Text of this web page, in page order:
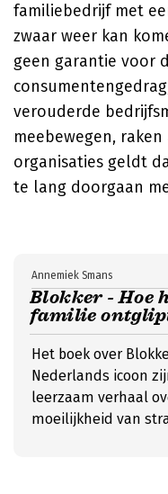
familiebedrijf met
zwaar weer kan
geen garantie voor
verouderde
meebewegen,
organisaties geldt
te lang doorgaan
Blokker - Hoe
familie
Annemiek Smans
Het boek over
Nederlands icoon
leerzaam verhaal
moeilijkheid van